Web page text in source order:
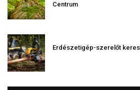
Centrum
Erdészetigép-szerelőt